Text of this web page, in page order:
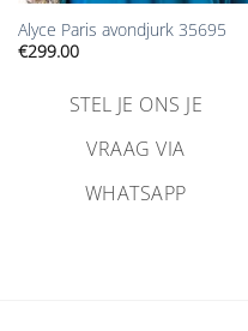
Alyce Paris avondjurk 35695
€299.00
STEL JE ONS JE
VRAAG VIA
WHATSAPP